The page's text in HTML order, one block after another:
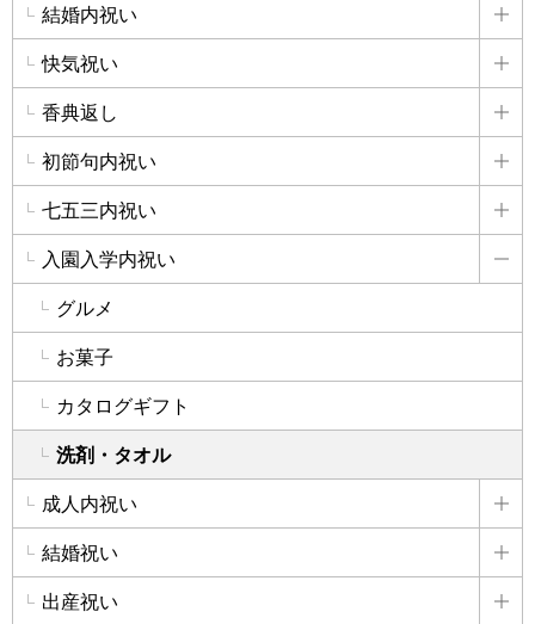
結婚内祝い
詳
快気祝い
詳
香典返し
詳
初節句内祝い
詳
七五三内祝い
詳
入園入学内祝い
グルメ
お菓子
カタログギフト
洗剤・タオル
成人内祝い
詳
結婚祝い
詳
出産祝い
詳